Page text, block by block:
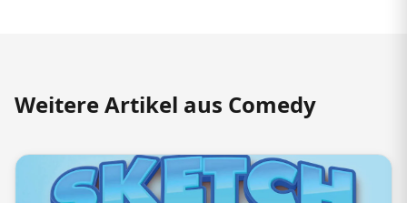
Weitere Artikel aus Comedy